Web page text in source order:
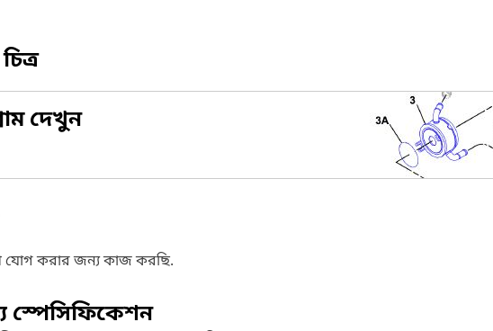
দেখুন
যোগ করার জন্য কাজ করছি.
স্পেসিফিকেশন